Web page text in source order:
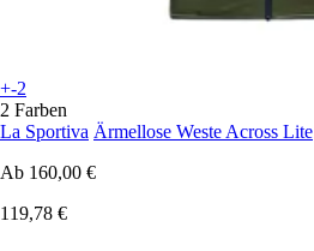
+-2
2 Farben
La Sportiva Ärmellose Weste Across Lite
Ab 160,00 €
119,78 €